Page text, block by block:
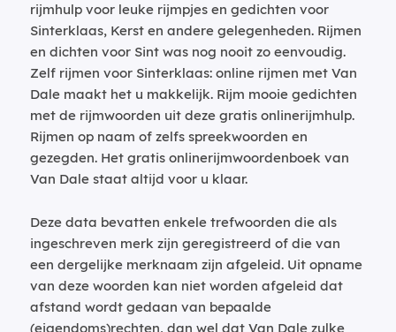
rijmhulp voor leuke rijmpjes en gedichten voor
Sinterklaas, Kerst en andere gelegenheden. Rijmen
en dichten voor Sint was nog nooit zo eenvoudig.
Zelf rijmen voor Sinterklaas: online rijmen met Van
Dale maakt het u makkelijk. Rijm mooie gedichten
met de rijmwoorden uit deze gratis onlinerijmhulp.
Rijmen op naam of zelfs spreekwoorden en
gezegden. Het gratis onlinerijmwoordenboek van
Van Dale staat altijd voor u klaar.
Deze data bevatten enkele trefwoorden die als
ingeschreven merk zijn geregistreerd of die van
een dergelijke merknaam zijn afgeleid. Uit opname
van deze woorden kan niet worden afgeleid dat
afstand wordt gedaan van bepaalde
(eigendoms)rechten, dan wel dat Van Dale zulke